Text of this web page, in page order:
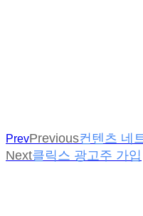
PrevPrevious컨텐츠 네
Next클릭스 광고주 가입